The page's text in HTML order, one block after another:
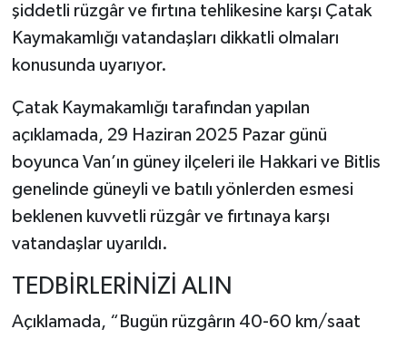
şiddetli rüzgâr ve fırtına tehlikesine karşı Çatak
Kaymakamlığı vatandaşları dikkatli olmaları
konusunda uyarıyor.
Çatak Kaymakamlığı tarafından yapılan
açıklamada, 29 Haziran 2025 Pazar günü
boyunca Van’ın güney ilçeleri ile Hakkari ve Bitlis
genelinde güneyli ve batılı yönlerden esmesi
beklenen kuvvetli rüzgâr ve fırtınaya karşı
vatandaşlar uyarıldı.
TEDBİRLERİNİZİ ALIN
Açıklamada, “Bugün rüzgârın 40-60 km/saat